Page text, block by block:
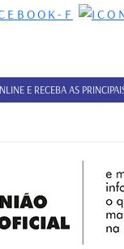
E RECEBA AS